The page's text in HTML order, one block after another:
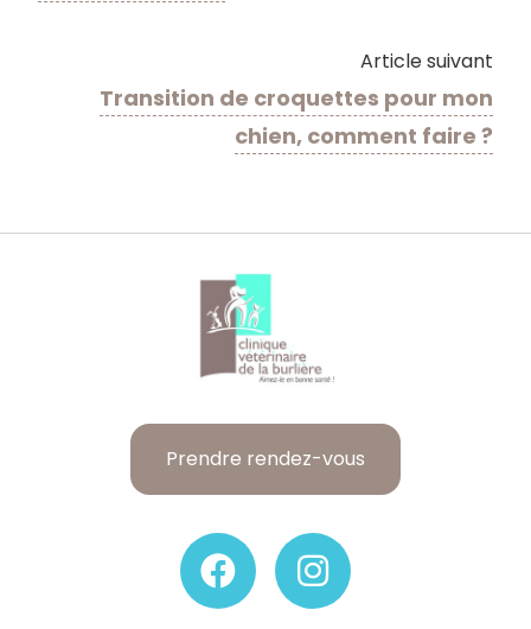
Article suivant
Transition de croquettes pour mon
chien, comment faire ?
Prendre rendez-vous